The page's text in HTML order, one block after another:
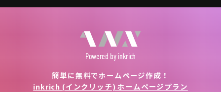
Powered by inkrich
簡単に無料でホームページ作成！
inkrich (インクリッチ) ホームページプラン